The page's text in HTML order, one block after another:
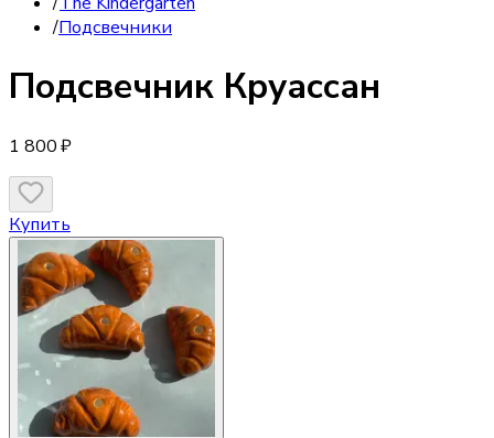
/Подсвечники
Подсвечник Круассан
1 800 ₽
Купить